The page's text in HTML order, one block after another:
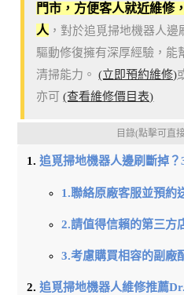
門市，方便客人就近維修
人，對於追覓掃地機器人邊
驅動修復擁有深厚經驗，能
清掃能力。(立即預約維修)
亦可(查看維修價目表)
目錄(點擊可直
追覓掃地機器人邊刷斷掉
1.聯絡原廠客服並預約
2.請值得信賴的第三方
3.考慮購買相容的副廠
追覓掃地機器人維修推薦